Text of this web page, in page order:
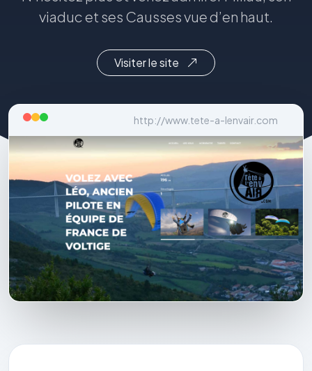
viaduc et ses Causses vue d’en haut.
Visiter le site
http://www.tete-a-lenvair.com